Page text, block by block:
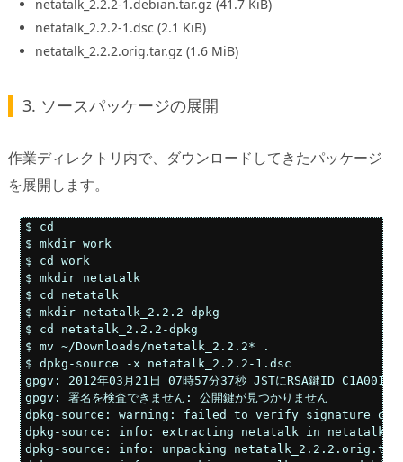
netatalk_2.2.2-1.debian.tar.gz (41.7 KiB)
netatalk_2.2.2-1.dsc (2.1 KiB)
netatalk_2.2.2.orig.tar.gz (1.6 MiB)
3. ソースパッケージの展開
作業ディレクトリ内で、ダウンロードしてきたパッケージ
を展開します。
$ cd
$ mkdir work
$ cd work
$ mkdir netatalk
$ cd netatalk
$ mkdir netatalk_2.2.2-dpkg
$ cd netatalk_2.2.2-dpkg
$ mv ~/Downloads/netatalk_2.2.2* .
$ dpkg-source -x netatalk_2.2.2-1.dsc
gpgv: 2012年03月21日 07時57分37秒 JSTにRSA鍵ID C1A00121
gpgv: 署名を検査できません: 公開鍵が見つかりません
dpkg-source: warning: failed to verify signature on
dpkg-source: info: extracting netatalk in netatalk-
dpkg-source: info: unpacking